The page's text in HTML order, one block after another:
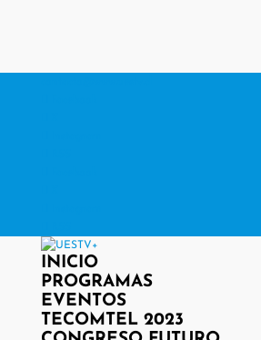
INICIO
PROGRAMAS
EVENTOS
TECOMTEL 2023